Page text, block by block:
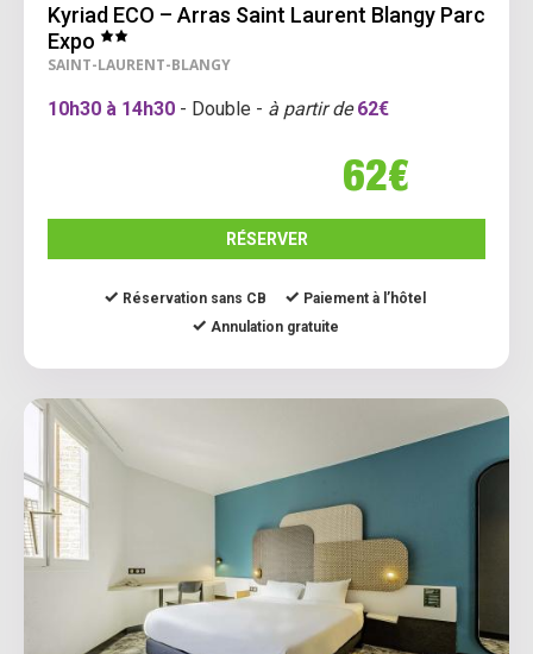
Kyriad ECO – Arras Saint Laurent Blangy Parc
Expo
SAINT-LAURENT-BLANGY
10h30 à 14h30 - Double - à partir de 62€
62€
RÉSERVER
Réservation sans CB
Paiement à l’hôtel
Annulation gratuite